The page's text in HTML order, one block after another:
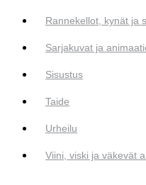
Rannekellot, kynät ja
Sarjakuvat ja
Sisustus
Taide
Urheilu
Viini, viski ja väkevät